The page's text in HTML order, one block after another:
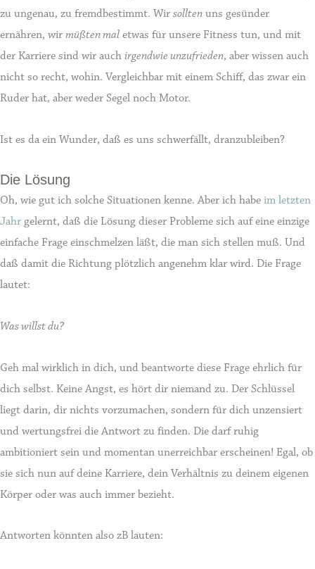
zu ungenau, zu fremdbestimmt. Wir sollten uns gesünder
ernähren, wir müßten mal etwas für unsere Fitness tun, und mit
der Karriere sind wir auch irgendwie unzufrieden, aber wissen auch
nicht so recht, wohin. Vergleichbar mit einem Schiff, das zwar ein
Ruder hat, aber weder Segel noch Motor.
Ist es da ein Wunder, daß es uns schwerfällt, dranzubleiben?
Die Lösung
Oh, wie gut ich solche Situationen kenne. Aber ich habe im letzten
Jahr gelernt, daß die Lösung dieser Probleme sich auf eine einzige
einfache Frage einschmelzen läßt, die man sich stellen muß. Und
daß damit die Richtung plötzlich angenehm klar wird. Die Frage
lautet:
Was willst du?
Geh mal wirklich in dich, und beantworte diese Frage ehrlich für
dich selbst. Keine Angst, es hört dir niemand zu. Der Schlüssel
liegt darin, dir nichts vorzumachen, sondern für dich unzensiert
und wertungsfrei die Antwort zu finden. Die darf ruhig
ambitioniert sein und momentan unerreichbar erscheinen! Egal, ob
sie sich nun auf deine Karriere, dein Verhältnis zu deinem eigenen
Körper oder was auch immer bezieht.
Antworten könnten also zB lauten: